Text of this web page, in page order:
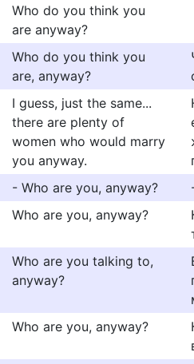
Who do you think you
are anyway?
Who do you think you
are, anyway?
I guess, just the same...
there are plenty of
women who would marry
you anyway.
- Who are you, anyway?
Who are you, anyway?
Who are you talking to,
anyway?
Who are you, anyway?